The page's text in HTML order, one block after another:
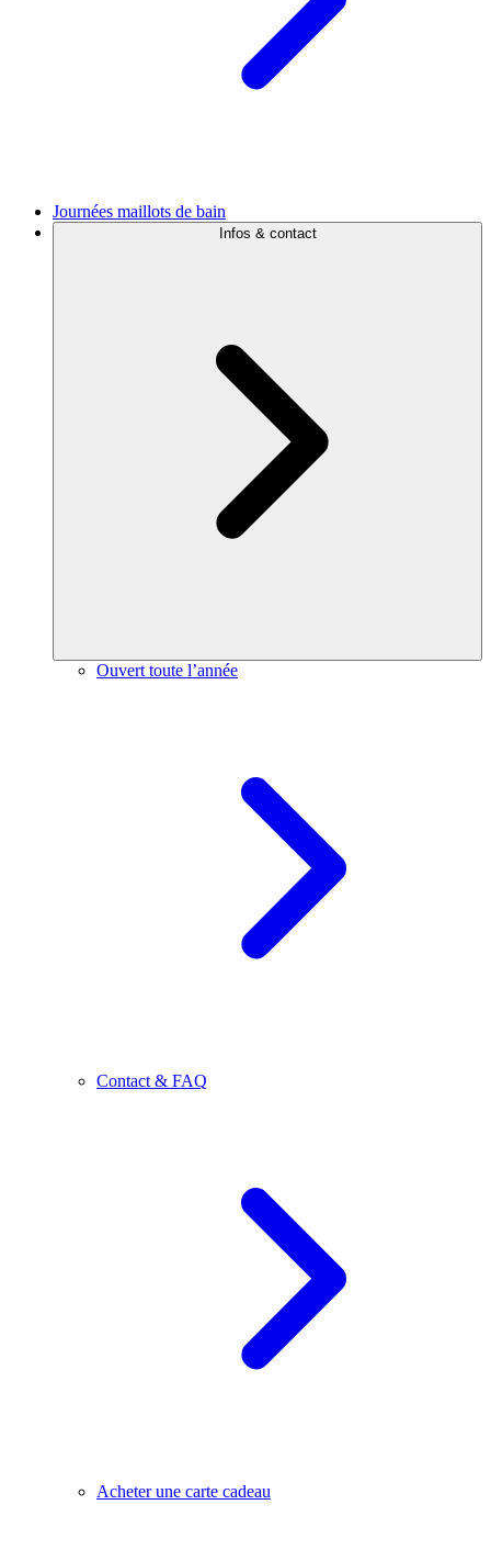
Journées maillots de bain
Infos & contact
Ouvert toute l’année
Contact & FAQ
Acheter une carte cadeau